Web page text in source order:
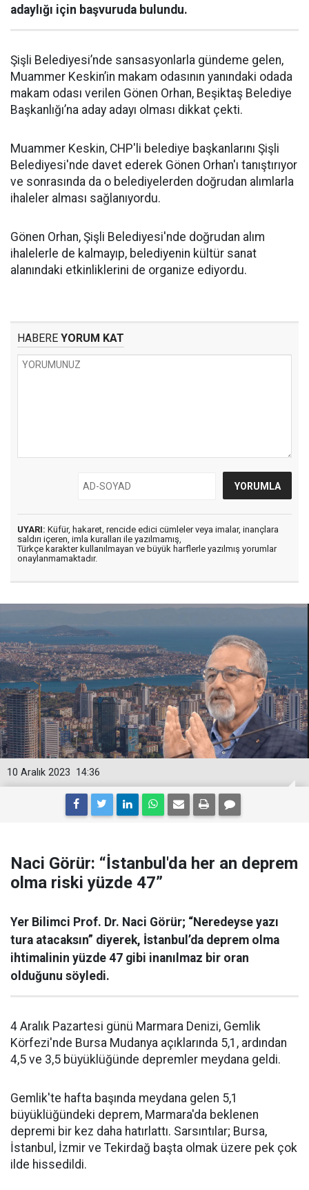
adaylığı için başvuruda bulundu.
Şişli Belediyesi’nde sansasyonlarla gündeme gelen,
Muammer Keskin’in makam odasının yanındaki odada
makam odası verilen Gönen Orhan, Beşiktaş Belediye
Başkanlığı’na aday adayı olması dikkat çekti.
Muammer Keskin, CHP'li belediye başkanlarını Şişli
Belediyesi'nde davet ederek Gönen Orhan'ı tanıştırıyor
ve sonrasında da o belediyelerden doğrudan alımlarla
ihaleler alması sağlanıyordu.
Gönen Orhan, Şişli Belediyesi'nde doğrudan alım
ihalelerle de kalmayıp, belediyenin kültür sanat
alanındaki etkinliklerini de organize ediyordu.
HABERE YORUM KAT
UYARI: Küfür, hakaret, rencide edici cümleler veya imalar, inançlara
saldırı içeren, imla kuralları ile yazılmamış,
Türkçe karakter kullanılmayan ve büyük harflerle yazılmış yorumlar
onaylanmamaktadır.
14:36
10 Aralık 2023
Naci Görür: “İstanbul'da her an deprem
olma riski yüzde 47”
Yer Bilimci Prof. Dr. Naci Görür; “Neredeyse yazı
tura atacaksın” diyerek, İstanbul’da deprem olma
ihtimalinin yüzde 47 gibi inanılmaz bir oran
olduğunu söyledi.
4 Aralık Pazartesi günü Marmara Denizi, Gemlik
Körfezi'nde Bursa Mudanya açıklarında 5,1, ardından
4,5 ve 3,5 büyüklüğünde depremler meydana geldi.
Gemlik'te hafta başında meydana gelen 5,1
büyüklüğündeki deprem, Marmara'da beklenen
depremi bir kez daha hatırlattı. Sarsıntılar; Bursa,
İstanbul, İzmir ve Tekirdağ başta olmak üzere pek çok
ilde hissedildi.